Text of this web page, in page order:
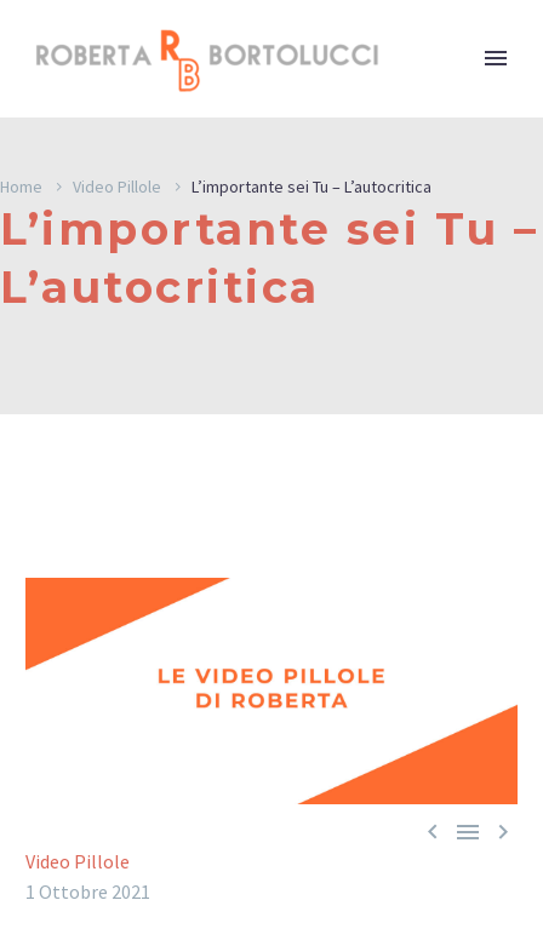
Home Video Pillole L’importante sei Tu – L’autocritica
L’importante sei Tu –
L’autocritica
  
Video Pillole
1 Ottobre 2021